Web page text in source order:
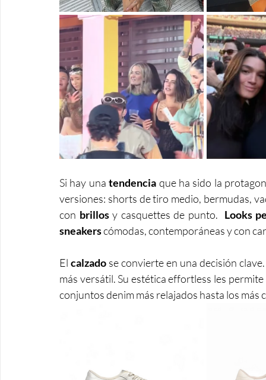
Si hay una tendencia que ha sido la
versiones: shorts de tiro medio, bermudas,
con brillos y casquettes de punto. Looks
sneakers cómodas, contemporáneas y con
El calzado se convierte en una decisión
más versátil. Su estética effortless les
conjuntos denim más relajados hasta los más